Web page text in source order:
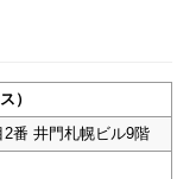
）
番 井門札幌ビル9階